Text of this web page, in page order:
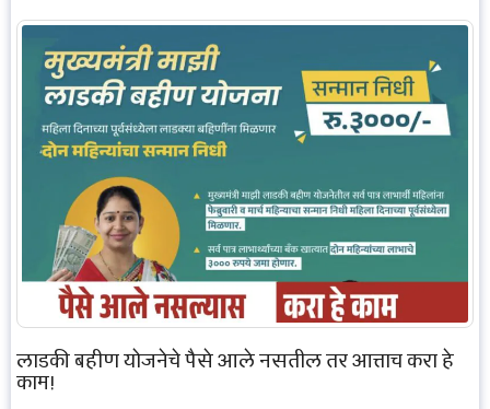
लाडकी बहीण योजनेचे पैसे आले नसतील तर आत्ताच करा हे
काम!